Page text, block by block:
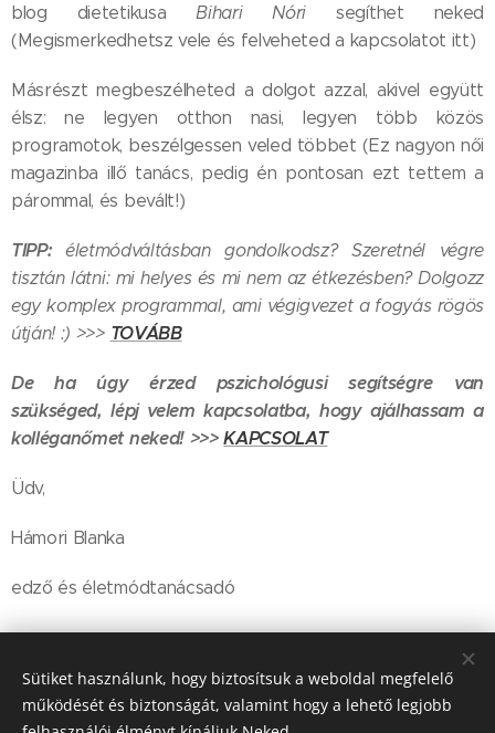
blog dietetikusa Bihari Nóri segíthet neked
(Megismerkedhetsz vele és felveheted a kapcsolatot itt)
Másrészt megbeszélheted a dolgot azzal, akivel együtt
élsz: ne legyen otthon nasi, legyen több közös
programotok, beszélgessen veled többet (Ez nagyon női
magazinba illő tanács, pedig én pontosan ezt tettem a
párommal, és bevált!)
TIPP: életmódváltásban gondolkodsz? Szeretnél végre
tisztán látni: mi helyes és mi nem az étkezésben? Dolgozz
egy komplex programmal, ami végigvezet a fogyás rögös
útján! :) >>> TOVÁBB
De ha úgy érzed pszichológusi segítségre van
szükséged, lépj velem kapcsolatba, hogy ajálhassam a
kolléganőmet neked! >>>KAPCSOLAT
Üdv,
Hámori Blanka
edző és életmódtanácsadó
Sütiket használunk, hogy biztosítsuk a weboldal megfelelő
működését és biztonságát, valamint hogy a lehető legjobb